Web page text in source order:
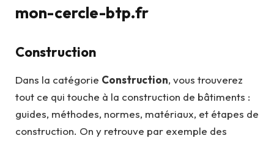
mon-cercle-btp.fr
Construction
Dans la catégorie Construction, vous trouverez
tout ce qui touche à la construction de bâtiments :
guides, méthodes, normes, matériaux, et étapes de
construction. On y retrouve par exemple des